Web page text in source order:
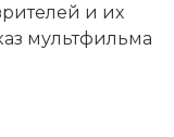
и их
мультфильма